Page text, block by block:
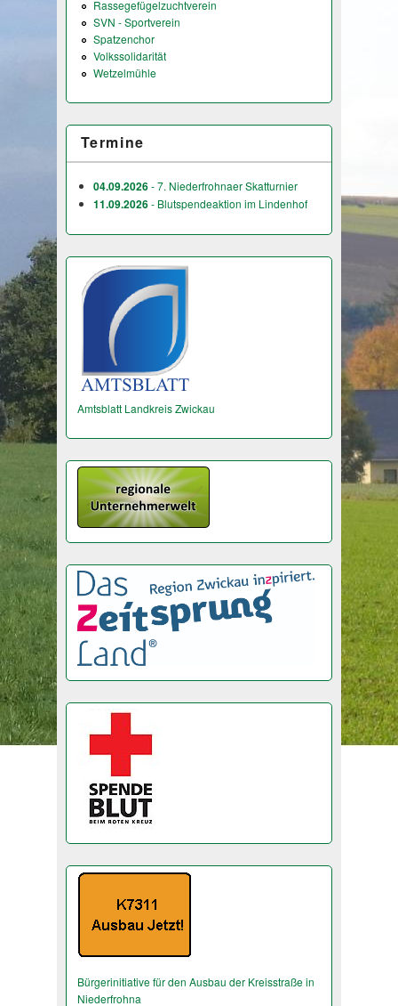
Rassegefügelzuchtverein
SVN - Sportverein
Spatzenchor
Volkssolidarität
Wetzelmühle
Termine
04.09.2026- 7. Niederfrohnaer Skatturnier
11.09.2026- Blutspendeaktion im Lindenhof
Amtsblatt Landkreis Zwickau
Bürgerinitiative für den Ausbau der Kreisstraße in
Niederfrohna